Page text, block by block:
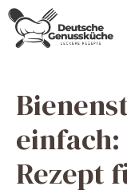
Skip
content
Rezept